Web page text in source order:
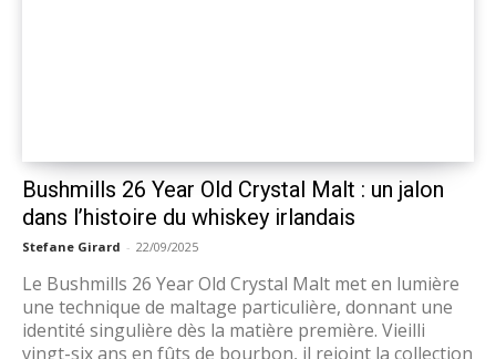
Bushmills 26 Year Old Crystal Malt : un jalon
dans l’histoire du whiskey irlandais
Stefane Girard - 22/09/2025
Le Bushmills 26 Year Old Crystal Malt met en lumière
une technique de maltage particulière, donnant une
identité singulière dès la matière première. Vieilli
vingt-six ans en fûts de bourbon, il rejoint la collection